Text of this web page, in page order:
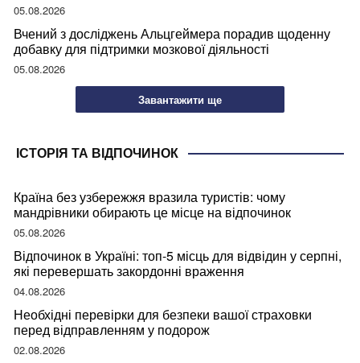
05.08.2026
Вчений з досліджень Альцгеймера порадив щоденну
добавку для підтримки мозкової діяльності
05.08.2026
Завантажити ще
ІСТОРІЯ ТА ВІДПОЧИНОК
Країна без узбережжя вразила туристів: чому
мандрівники обирають це місце на відпочинок
05.08.2026
Відпочинок в Україні: топ-5 місць для відвідин у серпні,
які перевершать закордонні враження
04.08.2026
Необхідні перевірки для безпеки вашої страховки
перед відправленням у подорож
02.08.2026